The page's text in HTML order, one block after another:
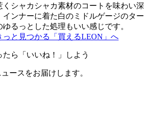
シャカシャカ素材のコートを味わい深
インナーに着た白のミドルゲージのター
ゆるっとした処理もいい感じです。
っと見つかる「買えるLEON」へ
ら「いいね！」しよう
ースをお届けします。